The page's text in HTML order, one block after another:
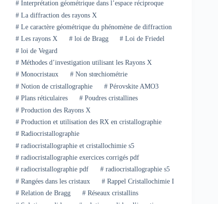
#Interprétation géométrique dans l’espace réciproque
#La diffraction des rayons X
#Le caractère géométrique du phénomène de diffraction
#Les rayons X #loi de Bragg # Loi de Friedel
#loi de Vegard
#Méthodes d’investigation utilisant les Rayons X
#Monocristaux #Non stœchiométrie
#Notion de cristallographie #Pérovskite AMO3
#Plans réticulaires #Poudres cristallines
#Production des Rayons X
#Production et utilisation des RX en cristallographie
#Radiocristallographie
#radiocristallographie et cristallochimie s5
#radiocristallographie exercices corrigés pdf
#radiocristallographie pdf #radiocristallographie s5
#Rangées dans les cristaux #Rappel Cristallochimie I
#Relation de Bragg #Réseaux cristallins